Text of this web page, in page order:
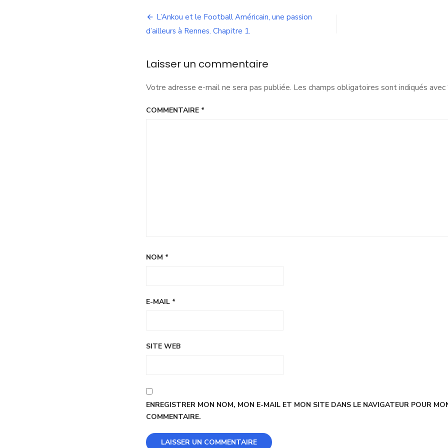
2
Navigation
de
L’Ankou et le Football Américain, une passion
d’ailleurs à Rennes. Chapitre 1.
Laisser un commentaire
Votre adresse e-mail ne sera pas publiée. Les champs obligatoires sont indiqués avec
COMMENTAIRE *
NOM *
E-MAIL *
SITE WEB
ENREGISTRER MON NOM, MON E-MAIL ET MON SITE DANS LE NAVIGATEUR POUR
COMMENTAIRE.